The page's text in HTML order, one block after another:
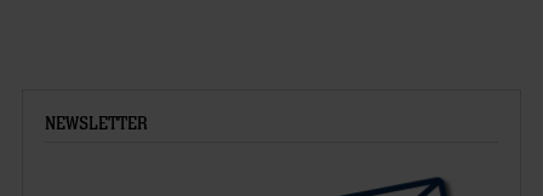
NEWSLETTER